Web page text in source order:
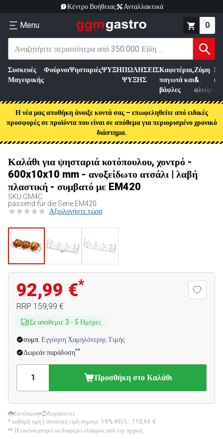
Κέντρο Βοήθειας Ανταλλακτικά
Menu 0
Συσκευές
Μαγειρικής
ΦούρνοιΨησταριέςΨΥΞΗΠΩΛΗΣΕΙΣ
ΨΥΞΗΣ
Καφετέρια,
παγωτά και
βάφλες
Ζύμη
&
αλεύρι
Η νέα μας αποθήκη άνοιξε κοντά σας – επωφεληθείτε από ειδικές
προσφορές σε προϊόντα που είναι σε απόθεμα για περιορισμένο χρονικό
διάστημα.
Καλάθι για ψησταριά κοτόπουλου, χοντρό -
600x10x10 mm - ανοξείδωτο ατσάλι | λαβή
πλαστική - συμβατό με EM420
SKU GM4C
passend für die Serie EM420
Αξιολογήστε τώρα
92,99 €*
RRP 159,99 €
Σε απόθεμα: 3 - 5 Ημέρες
συμπ. Εγγύηση Χαμηλότερης Τιμής
Δωρεάν παράδοση**
Προσθήκη στο Καλάθι
Εκτύπωση
Μοιραστείτε
* καθαρή τιμή | συνολική τιμή συμπερ. 19% ΦΠΑ.: 110,66 €
** Η εικόνα μπορεί να διαφέρει ελαφρώς από την αρχική.